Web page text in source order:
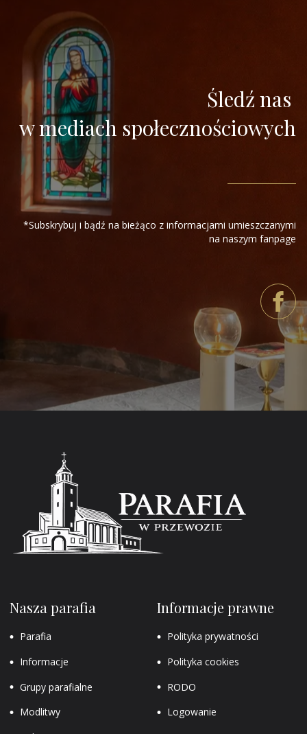
Śledź nas
w mediach społecznościowych
*Subskrybuj i bądź na bieżąco z informacjami umieszczanymi
na naszym fanpage
Nasza parafia
Parafia
Informacje
Grupy parafialne
Modlitwy
Informacje prawne
Polityka prywatności
Polityka cookies
RODO
Logowanie